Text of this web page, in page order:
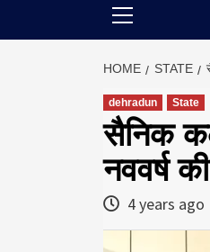
HOME STATE
dehradun State
सैनिक
नववर्ष
4 years ago